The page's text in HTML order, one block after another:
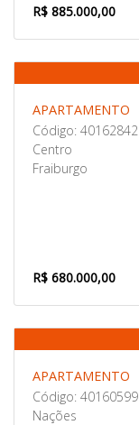
R$ 885.000,00
APARTAMENTO
Código: 40162842
Centro
Fraiburgo
R$ 680.000,00
APARTAMENTO
Código: 40160599
Nações